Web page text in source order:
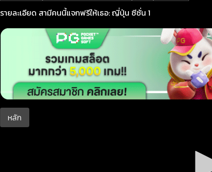
รายละเอียด สามีคนนี้แจกฟรีให้เธอ: ญี่ปุ่น ซีซั่น 1
หลัก